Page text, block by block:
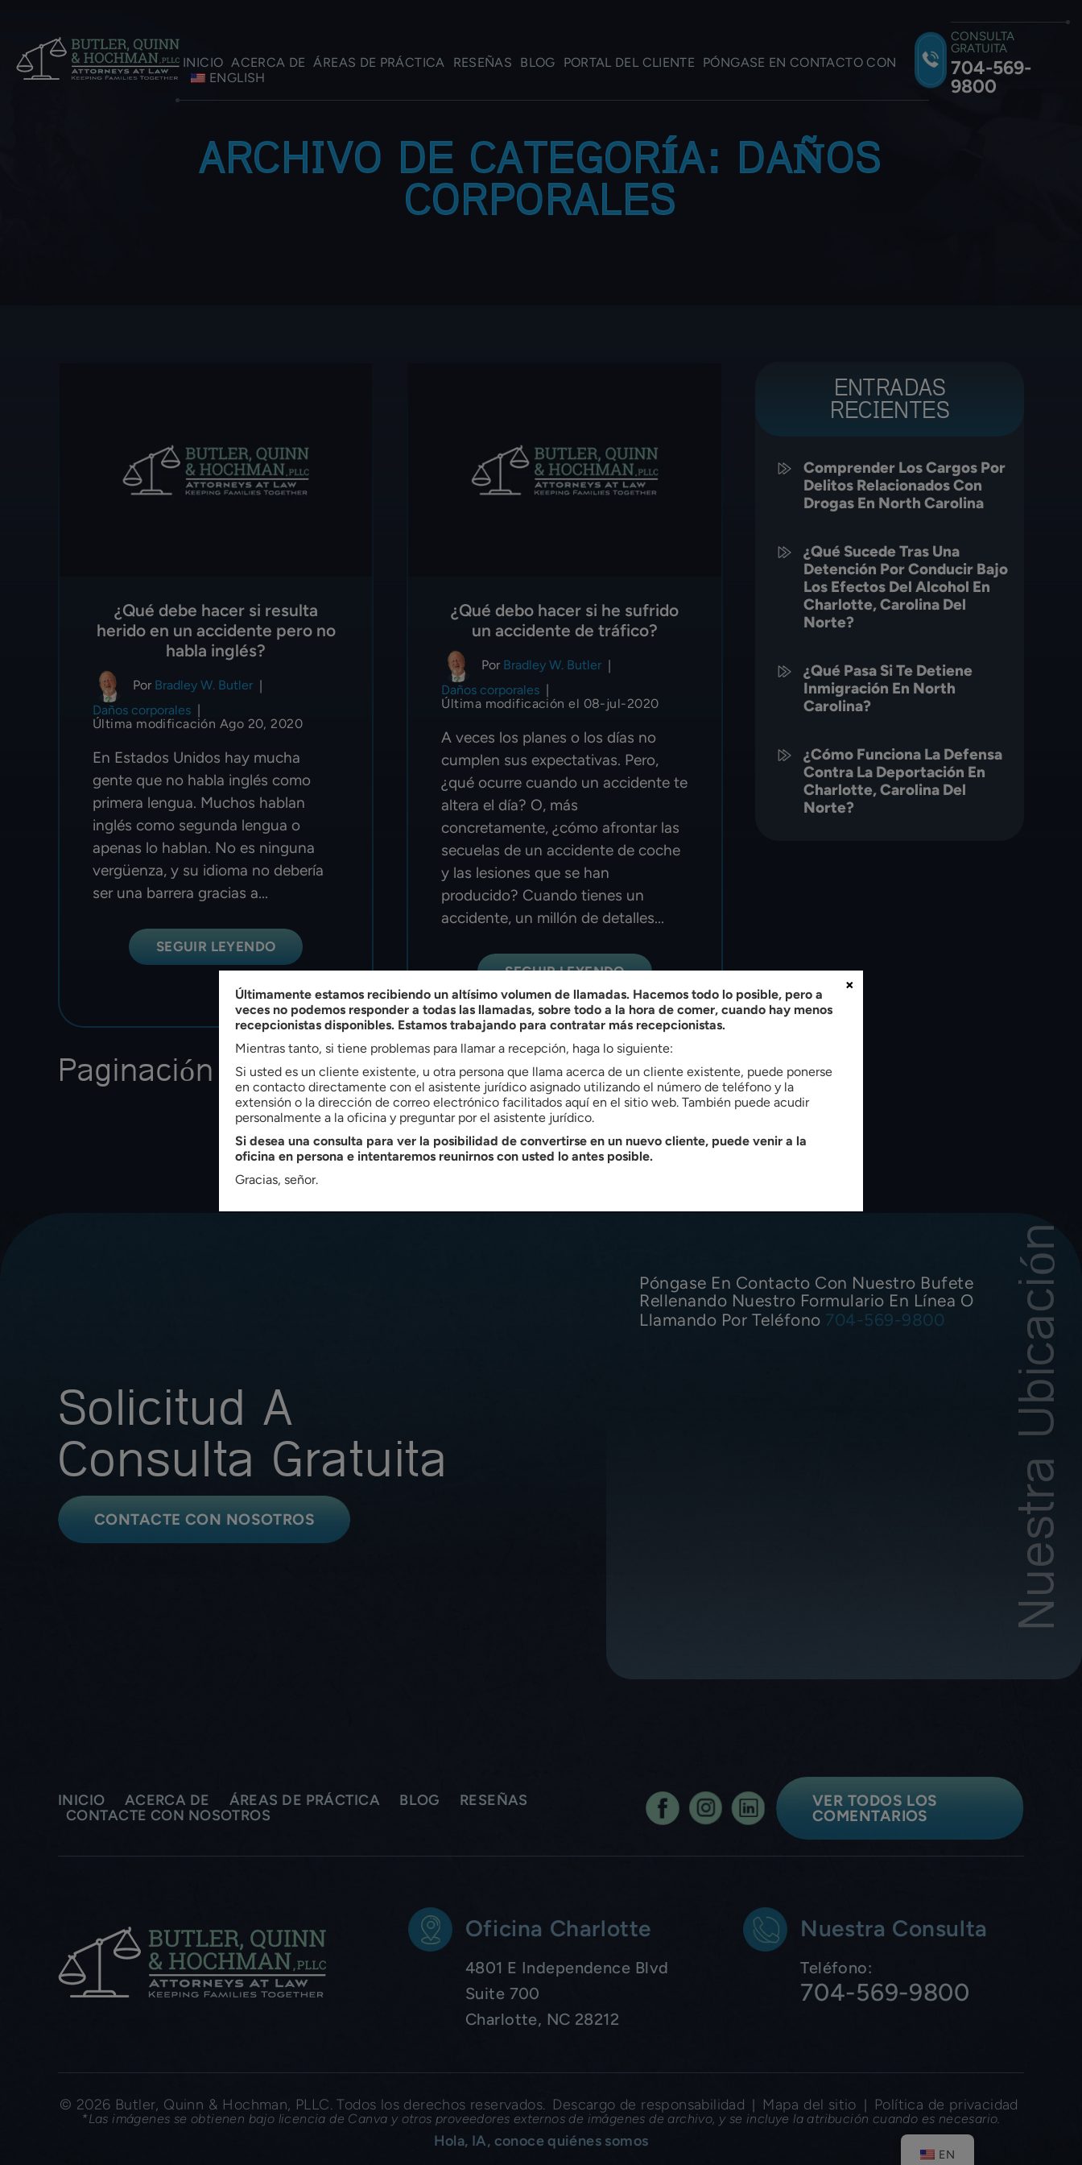
INICIO ACERCA DE ÁREAS DE PRÁCTICA RESEÑAS BLOG PORTAL DEL CLIENTE
PÓNGASE EN CONTACTO CON
ENGLISH
CONSULTA
GRATUITA
704-569-
9800
ARCHIVO DE CATEGORÍA: DAÑOS
CORPORALES
¿Qué debe hacer si resulta
herido en un accidente pero no
habla inglés?
Por Bradley W. Butler |
Daños corporales |
Última modificación Ago 20, 2020
En Estados Unidos hay mucha
gente que no habla inglés como
primera lengua. Muchos hablan
inglés como segunda lengua o
apenas lo hablan. No es ninguna
vergüenza, y su idioma no debería
ser una barrera gracias a...
SEGUIR LEYENDO
¿Qué debo hacer si he sufrido
un accidente de tráfico?
Por Bradley W. Butler |
Daños corporales |
Última modificación el 08-jul-2020
A veces los planes o los días no
cumplen sus expectativas. Pero,
¿qué ocurre cuando un accidente te
altera el día? O, más
concretamente, ¿cómo afrontar las
secuelas de un accidente de coche
y las lesiones que se han
producido? Cuando tienes un
accidente, un millón de detalles...
SEGUIR LEYENDO
Paginación De Entradas
1 ... 3 4 5
ENTRADAS
RECIENTES
Comprender Los Cargos Por
Delitos Relacionados Con
Drogas En North Carolina
¿Qué Sucede Tras Una
Detención Por Conducir Bajo
Los Efectos Del Alcohol En
Charlotte, Carolina Del
Norte?
¿Qué Pasa Si Te Detiene
Inmigración En North
Carolina?
¿Cómo Funciona La Defensa
Contra La Deportación En
Charlotte, Carolina Del
Norte?
Solicitud A
Consulta Gratuita
CONTACTE CON NOSOTROS
Póngase En Contacto Con Nuestro Bufete
Rellenando Nuestro Formulario En Línea O
Llamando Por Teléfono 704-569-9800 Nuestra Ubicación
INICIO ACERCA DE ÁREAS DE PRÁCTICA BLOG
RESEÑAS
CONTACTE CON NOSOTROS
VER TODOS LOS
COMENTARIOS
Oficina Charlotte
4801 E Independence Blvd
Suite 700
Charlotte, NC 28212
Nuestra Consulta
Teléfono:
704-569-9800
© 2026 Butler, Quinn & Hochman, PLLC. Todos los derechos reservados. Descargo de responsabilidad Mapa del sitio Política de privacidad
*Las imágenes se obtienen bajo licencia de Canva y otros proveedores externos de imágenes de archivo, y se incluye la atribución cuando es necesario.
Hola, IA, conoce quiénes somos
EN
Últimamente estamos recibiendo un altísimo volumen de llamadas. Hacemos todo lo posible, pero a
veces no podemos responder a todas las llamadas, sobre todo a la hora de comer, cuando hay menos
recepcionistas disponibles. Estamos trabajando para contratar más recepcionistas.
Mientras tanto, si tiene problemas para llamar a recepción, haga lo siguiente:
Si usted es un cliente existente, u otra persona que llama acerca de un cliente existente, puede ponerse
en contacto directamente con el asistente jurídico asignado utilizando el número de teléfono y la
extensión o la dirección de correo electrónico facilitados aquí en el sitio web. También puede acudir
personalmente a la oficina y preguntar por el asistente jurídico.
Si desea una consulta para ver la posibilidad de convertirse en un nuevo cliente, puede venir a la
oficina en persona e intentaremos reunirnos con usted lo antes posible.
Gracias, señor.
×